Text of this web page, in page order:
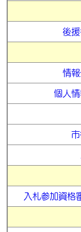
後
情
個人
入札参加資格